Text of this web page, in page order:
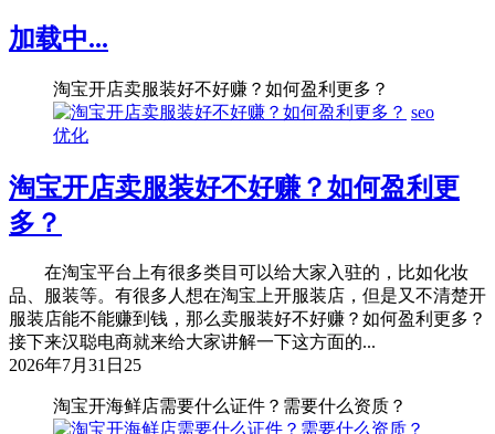
加载中...
淘宝开店卖服装好不好赚？如何盈利更多？
seo
优化
淘宝开店卖服装好不好赚？如何盈利更
多？
在淘宝平台上有很多类目可以给大家入驻的，比如化妆
品、服装等。有很多人想在淘宝上开服装店，但是又不清楚开
服装店能不能赚到钱，那么卖服装好不好赚？如何盈利更多？
接下来汉聪电商就来给大家讲解一下这方面的...
2026年7月31日 25
淘宝开海鲜店需要什么证件？需要什么资质？